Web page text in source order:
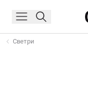
Светри